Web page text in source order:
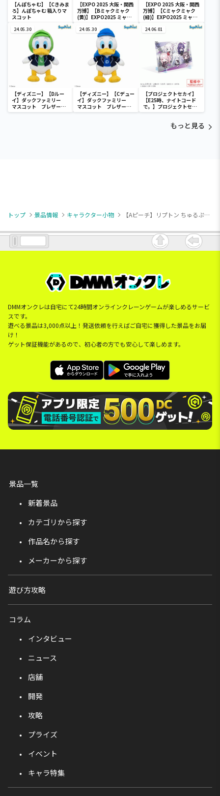
【んぽちゃむ】【Cきみま
ろ】んぽちゃむ 箱入りマ
スコット
【EXPO 2025 大阪・関西
万博】【Bミャクミャク
(黄)】EXPO2025 ミャク
ミャク カラフルスクイー
ズマスコット
【EXPO 2025 大阪・関西
万博】【Cミャクミャク
(緑)】EXPO2025 ミャク
ミャク カラフルスクイー
ズマスコット
24.05.30
【ディズニー】【Dルー
イ】ダックファミリー
マスコット ブレザーコ
スチューム
24.05.30
【ディズニー】【Cデュー
イ】ダックファミリー
マスコット ブレザーコ
スチューム
24.06.01
【プロジェクトセカイ】
【E25時、ナイトコード
で。】プロジェクトセカ
イ カラフルステージ！
もっと見る
トップ 景品情報 キャラクター小物 【Aピーチ】リプトン ちゅるぷかチャーム3
DMMオンクレは自宅にて24時間オンラインクレーンゲームが楽しめるサービ
スです。
遊べる景品は3,000点以上！発送依頼を行えばご自宅に獲得した景品をお届
け！
ゲット保証機能があるので、初心者の方でも安心して楽しめます。
景品一覧
新着景品
カテゴリから探す
作品名から探す
メーカーから探す
遊び方攻略
コラム
インタビュー
ニュース
店舗
開発
攻略
プライズ
イベント
キャラ特集